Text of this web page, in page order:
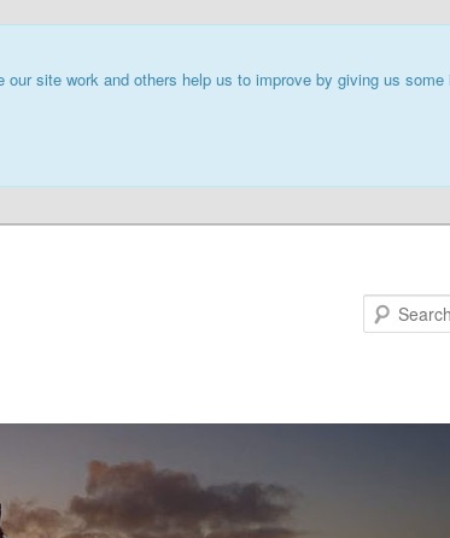
site work and others help us to improve by giving us